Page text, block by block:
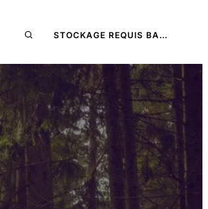
STOCKAGE REQUIS BA…